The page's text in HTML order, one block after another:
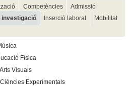
Competències
Admissió
investigació Inserció laboral
Mobilitat
Física
Visuals
Experimentals